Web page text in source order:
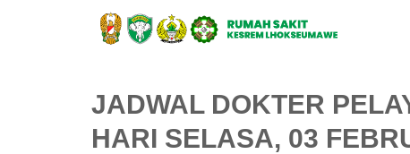
JADWAL DOKTER
HARI SELASA, 03